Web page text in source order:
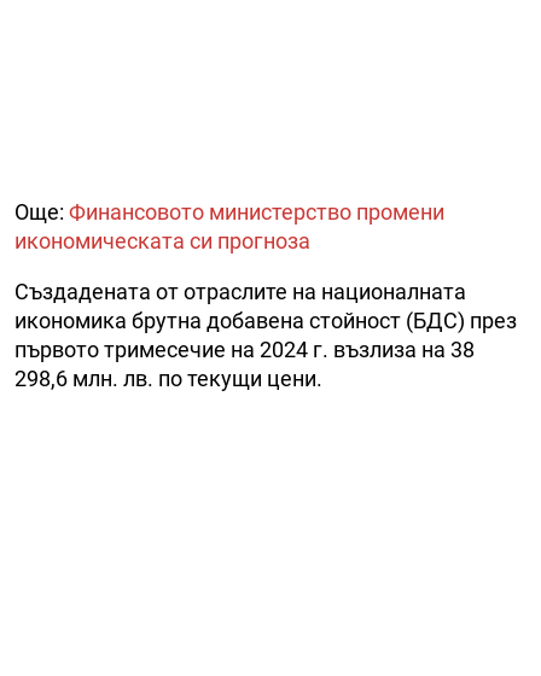
Още: Финансовото министерство промени
икономическата си прогноза
Създадената от отраслите на националната
икономика брутна добавена стойност (БДС) през
първото тримесечие на 2024 г. възлиза на 38
298,6 млн. лв. по текущи цени.